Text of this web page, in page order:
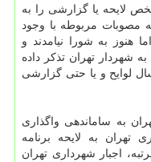
لایحه یا گزارشی را به
مصوبات مربوطه با وجود
هنوز به شورا نیامدند و
شهردار تهران تذكر داده
لوایح و یا حتی گزارشی
به ساماندهی واگذاری
تهران به لایحه برنامه
اجبار شهرداری تهران